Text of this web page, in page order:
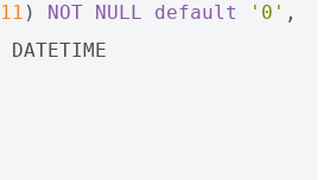
11 ) NOT NULL default '0' ,
DATETIME